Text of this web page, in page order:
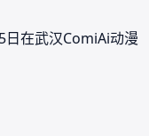
日在武汉ComiAi动漫